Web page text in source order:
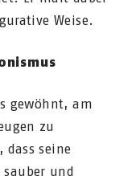
Weise.
gewöhnt, am
zu
seine
sauber und